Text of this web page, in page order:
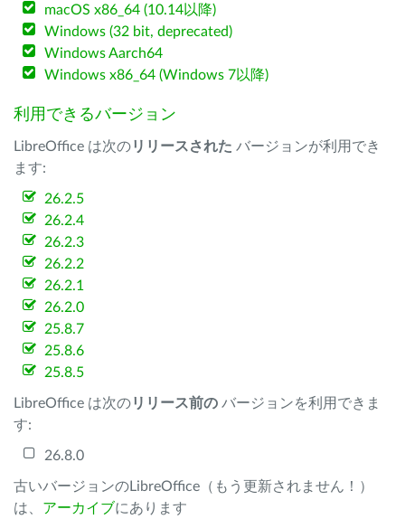
macOS x86_64 (10.14以降)
Windows (32 bit, deprecated)
Windows Aarch64
Windows x86_64 (Windows 7以降)
利用できるバージョン
LibreOffice は次のリリースされた バージョンが利用でき
ます:
26.2.5
26.2.4
26.2.3
26.2.2
26.2.1
26.2.0
25.8.7
25.8.6
25.8.5
LibreOffice は次のリリース前の バージョンを利用できま
す:
26.8.0
古いバージョンのLibreOffice（もう更新されません！）
は、 アーカイブにあります